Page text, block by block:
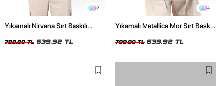
2
Yıkamalı Nirvana Sırt Baskılı
799,90 TL 639,92 TL
4
Yıkamalı Metallica Mor Sırt Baskılı
799,90 TL 639,92 TL